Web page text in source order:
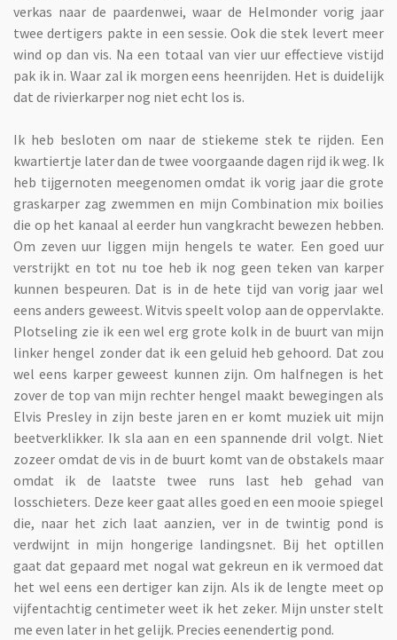
verkas naar de paardenwei, waar de Helmonder vorig jaar
twee dertigers pakte in een sessie. Ook die stek levert meer
wind op dan vis. Na een totaal van vier uur effectieve vistijd
pak ik in. Waar zal ik morgen eens heenrijden. Het is duidelijk
dat de rivierkarper nog niet echt los is.
Ik heb besloten om naar de stiekeme stek te rijden. Een
kwartiertje later dan de twee voorgaande dagen rijd ik weg. Ik
heb tijgernoten meegenomen omdat ik vorig jaar die grote
graskarper zag zwemmen en mijn Combination mix boilies
die op het kanaal al eerder hun vangkracht bewezen hebben.
Om zeven uur liggen mijn hengels te water. Een goed uur
verstrijkt en tot nu toe heb ik nog geen teken van karper
kunnen bespeuren. Dat is in de hete tijd van vorig jaar wel
eens anders geweest. Witvis speelt volop aan de oppervlakte.
Plotseling zie ik een wel erg grote kolk in de buurt van mijn
linker hengel zonder dat ik een geluid heb gehoord. Dat zou
wel eens karper geweest kunnen zijn. Om halfnegen is het
zover de top van mijn rechter hengel maakt bewegingen als
Elvis Presley in zijn beste jaren en er komt muziek uit mijn
beetverklikker. Ik sla aan en een spannende dril volgt. Niet
zozeer omdat de vis in de buurt komt van de obstakels maar
omdat ik de laatste twee runs last heb gehad van
losschieters. Deze keer gaat alles goed en een mooie spiegel
die, naar het zich laat aanzien, ver in de twintig pond is
verdwijnt in mijn hongerige landingsnet. Bij het optillen
gaat dat gepaard met nogal wat gekreun en ik vermoed dat
het wel eens een dertiger kan zijn. Als ik de lengte meet op
vijfentachtig centimeter weet ik het zeker. Mijn unster stelt
me even later in het gelijk. Precies eenendertig pond.